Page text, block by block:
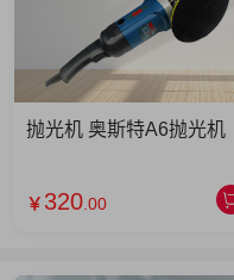
抛光机 奥斯特A6抛光机
￥ 320 .00